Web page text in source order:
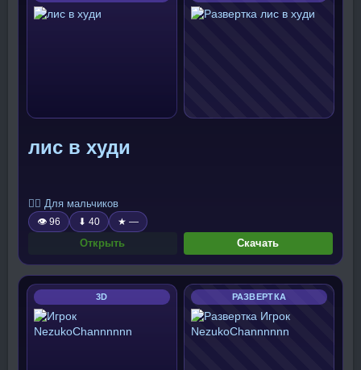
лис в худи
🧍‍♂️ Для мальчиков
👁 96 ⬇ 40 ★ —
Открыть Скачать
3D РАЗВЕРТКА